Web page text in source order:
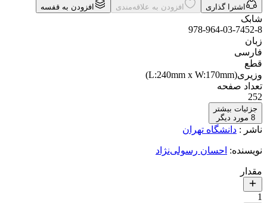
اشترا گذاری افزودن به علاقه‌مندی افزودن به قفسه
شابک
978-964-03-7452-8
زبان
فارسی
قطع
وزیری(L:240mm x W:170mm)
تعداد صفحه
252
جزئیات بیشتر
8 مورد دیگر
ناشر : دانشگاه تهران
نویسنده: احسان رسولی‌نژاد
مقدار
1